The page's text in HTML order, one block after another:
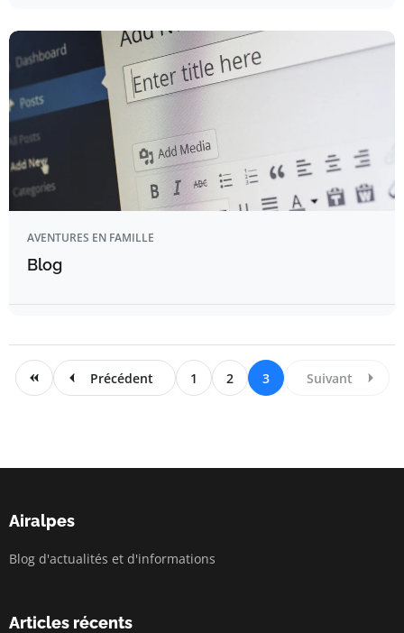
AVENTURES EN FAMILLE
Blog
Précédent 1 2 3 Suivant
Airalpes
Blog d'actualités et d'informations
Articles récents